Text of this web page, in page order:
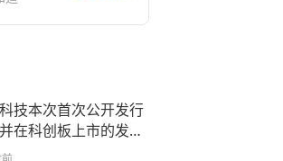
技本次首次公开发行
在科创板上市的发行
定为 150.80 元/股，